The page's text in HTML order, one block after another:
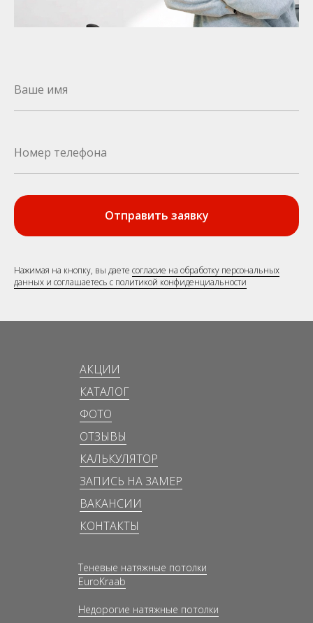
Отправить заявку
Нажимая на кнопку, вы даете согласие на обработку персональных
данных и соглашаетесь c политикой конфиденциальности
Теневые натяжные потолки
EuroKraab
Недорогие натяжные потолки
АКЦИИ
КАТАЛОГ
ФОТО
ОТЗЫВЫ
КАЛЬКУЛЯТОР
ЗАПИСЬ НА ЗАМЕР
ВАКАНСИИ
КОНТАКТЫ